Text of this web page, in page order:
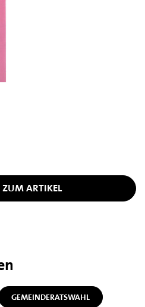
ARTIKEL
GEMEINDERATSWAHL